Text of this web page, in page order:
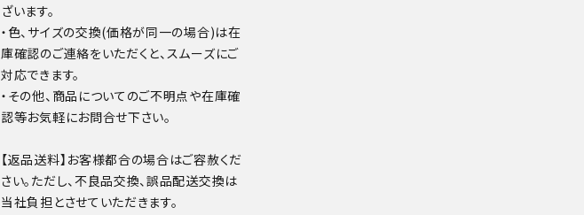
ざいます。
・色、サイズの交換(価格が同一の場合)は在
庫確認のご連絡をいただくと、スムーズにご
対応できます。
・その他、商品についてのご不明点や在庫確
認等お気軽にお問合せ下さい。
【返品送料】お客様都合の場合はご容赦くだ
さい。ただし、不良品交換、誤品配送交換は
当社負担とさせていただきます。